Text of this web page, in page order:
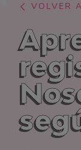
VOLVER A